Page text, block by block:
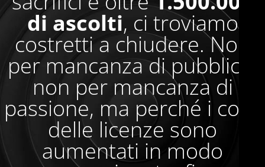
di ascolti, ci troviamo
costretti a chiudere. Non
per mancanza di pubblico,
non per mancanza di
passione, ma perché i costi
delle licenze sono
aumentati in modo